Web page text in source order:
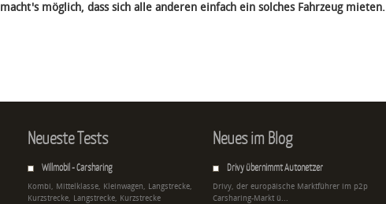
macht's möglich, dass sich alle anderen einfach ein solches Fahrzeug mieten.
Neueste Tests
Willmobil - Carsharing
Kombi, Mittelklasse, Kleinwagen, Langstrecke,
Kurzstrecke, Langstrecke, Kurzstrecke
Neues im Blog
Drivy übernimmt Autonetzer
Drivy, der europäische Marktführer im p2p
Carsharing-Markt ü...